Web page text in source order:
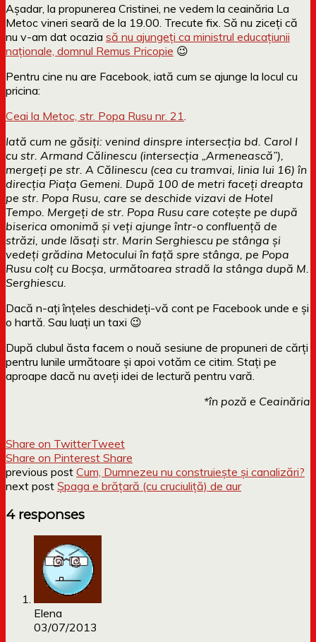
Așadar, la propunerea Cristinei, ne vedem la ceainăria La
Metoc vineri seară de la 19.00. Trecute fix. Să nu ziceți că
nu v-am dat ocazia să nu ajungeți ca ministrul educațiunii
naționale, domnul Remus Pricopie 😉
Pentru cine nu are Facebook, iată cum se ajunge la locul cu
pricina:
Ceai la Metoc, str. Popa Rusu nr. 21
Iată cum ne găsiți: venind dinspre intersecția bd. Carol I
cu str. Armand Călinescu (intersecția „Armenească”),
mergeți pe str. A Călinescu (cea cu tramvai, linia lui 16) în
direcția Piața Gemeni. După 100 de metri faceți dreapta
pe str. Popa Rusu, care se deschide vizavi de Hotel
Tempo. Mergeți de str. Popa Rusu care cotește pe după
biserica omonimă și veți ajunge într-o confluență de
străzi, unde lăsați str. Marin Serghiescu pe stânga și
vedeți grădina Metocului în față spre stânga, pe Popa
Rusu colț cu Bocșa, următoarea stradă la stânga după M.
Serghiescu.
Dacă n-ați înțeles deschideți-vă cont pe Facebook unde e și
o hartă. Sau luați un taxi 😉
După clubul ăsta facem o nouă sesiune de propuneri de cărți
pentru lunile următoare și apoi votăm ce citim. Stați pe
aproape dacă nu aveți idei de lectură pentru vară.
*în poză e Ceainăria
Share on TwitterTweet
Share on Pinterest Share
previous post Cum, Dumnezeu nu construiește și canalizări?
next post Șpaga e brățară (cu cruciuliță) de aur
4 responses
Elena
03/07/2013